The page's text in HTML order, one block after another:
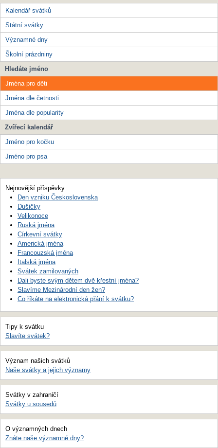
Kalendář svátků
Státní svátky
Významné dny
Školní prázdniny
Hledáte jméno
Jména pro děti
Jména dle četnosti
Jména dle popularity
Zvířecí kalendář
Jméno pro kočku
Jméno pro psa
Nejnovější příspěvky
Den vzniku Československa
Dušičky
Velikonoce
Ruská jména
Církevní svátky
Americká jména
Francouzská jména
Italská jména
Svátek zamilovaných
Dali byste svým dětem dvě křestní jména?
Slavíme Mezinárodní den žen?
Co říkáte na elektronická přání k svátku?
Tipy k svátku
Slavíte svátek?
Význam našich svátků
Naše svátky a jejich významy
Svátky v zahraničí
Svátky u sousedů
O významných dnech
Znáte naše významné dny?